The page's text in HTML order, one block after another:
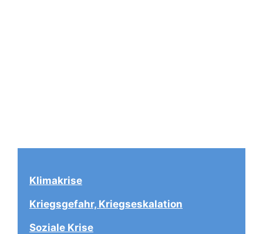
Klimakrise
Kriegsgefahr, Kriegseskalation
Soziale Krise